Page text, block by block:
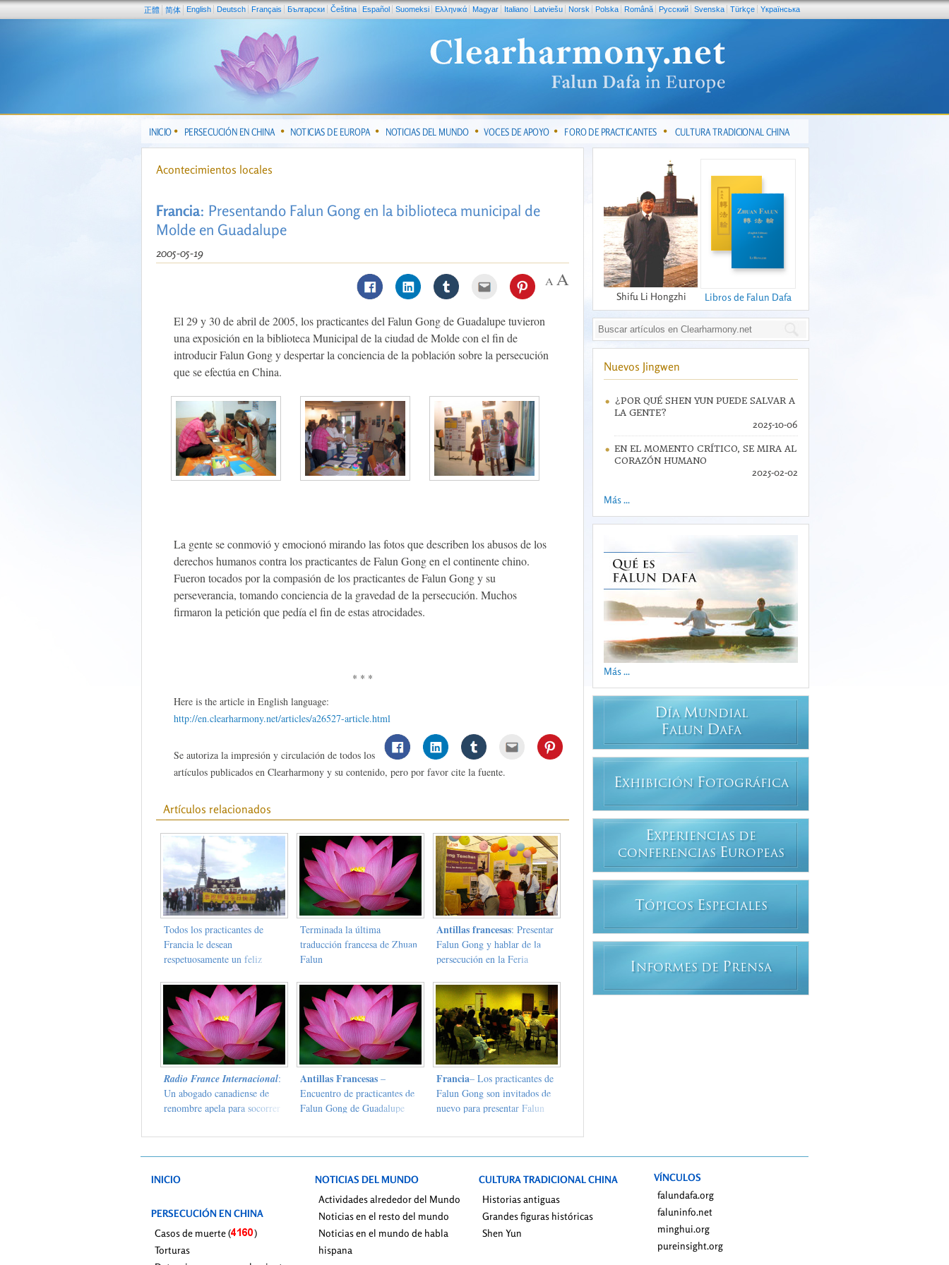
正體 简体 English Deutsch Français Български Čeština Español Suomeksi Ελληνικά Magyar Italiano Latviešu Norsk Polska Română Pусский Svenska Türkçe Yкраїнська
INICIO PERSECUCIÓN EN CHINA NOTICIAS DE EUROPA NOTICIAS DEL MUNDO VOCES DE APOYO FORO DE PRACTICANTES CULTURA TRADICIONAL CHINA
Acontecimientos locales
Francia: Presentando Falun Gong en la biblioteca municipal de
Molde en Guadalupe
2005-05-19
El 29 y 30 de abril de 2005, los practicantes del Falun Gong de Guadalupe tuvieron
una exposición en la biblioteca Municipal de la ciudad de Molde con el fin de
introducir Falun Gong y despertar la conciencia de la población sobre la persecución
que se efectúa en China.
La gente se conmovió y emocionó mirando las fotos que describen los abusos de los
derechos humanos contra los practicantes de Falun Gong en el continente chino.
Fueron tocados por la compasión de los practicantes de Falun Gong y su
perseverancia, tomando conciencia de la gravedad de la persecución. Muchos
firmaron la petición que pedía el fin de estas atrocidades.
* * *
Here is the article in English language:
http://en.clearharmony.net/articles/a26527-article.html
Se autoriza la impresión y circulación de todos los
artículos publicados en Clearharmony y su contenido, pero por favor cite la fuente.
Artículos relacionados
Todos los practicantes de
Francia le desean
respetuosamente un feliz
Terminada la última
traducción francesa de Zhuan
Falun
Antillas francesas: Presentar
Falun Gong y hablar de la
persecución en la Feria
Martinica
Radio France Internacional:
Un abogado canadiense de
renombre apela para socorrer
Guoting
Antillas Francesas–
Encuentro de practicantes de
Falun Gong de Guadalupe
Asuntos Familiares de Santa
Francia– Los practicantes de
Falun Gong son invitados de
nuevo para presentar Falun
Shifu Li Hongzhi Libros de Falun Dafa
Nuevos Jingwen
¿POR QUÉ SHEN YUN PUEDE SALVAR A
LA GENTE?
2025-10-06
EN EL MOMENTO CRÍTICO, SE MIRA AL
CORAZÓN HUMANO
2025-02-02
Más ...
Más ...
DÍA MUNDIAL
FALUN DAFA
EXHIBICIÓN FOTOGRÁFICA
EXPERIENCIAS DE
CONFERENCIAS EUROPEAS
T ÓPICOS ESPECIALES
INFORMES DE PRENSA
INICIO
PERSECUCIÓN EN CHINA
Casos de muerte (
)
Torturas
NOTICIAS DEL MUNDO
Actividades alrededor del Mundo
Noticias en el resto del mundo
Noticias en el mundo de habla
hispana
CULTURA TRADICIONAL CHINA
Historias antiguas
Grandes figuras históricas
Shen Yun
VÍNCULOS
falundafa.org
faluninfo.net
minghui.org
pureinsight.org